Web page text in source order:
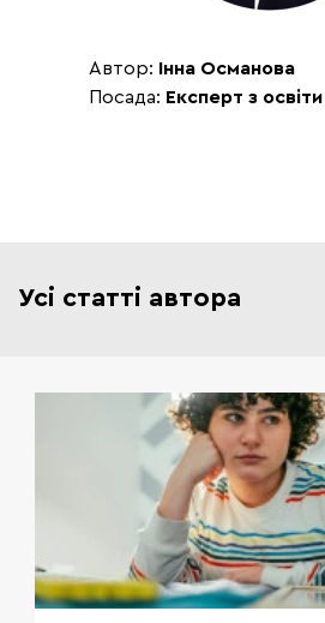
Автор: Інна Османова
Посада: Експерт з
Усі статті автора
Планування вступу до
це не «встигнути за два
робота, яка краще починати за
року вже